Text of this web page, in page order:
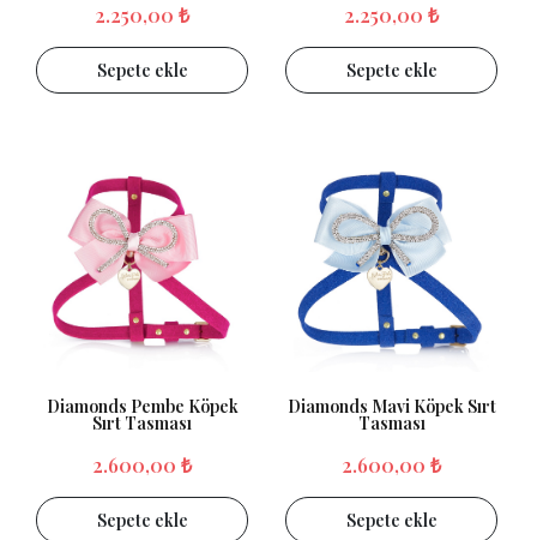
2.250,00 ₺
Sepete ekle
2.250,00 ₺
Sepete ekle
Diamonds Pembe Köpek
Sırt Tasması
2.600,00 ₺
Sepete ekle
Diamonds Mavi Köpek Sırt
Tasması
2.600,00 ₺
Sepete ekle